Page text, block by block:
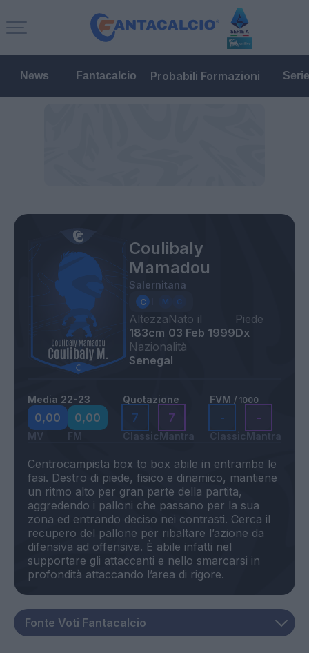
News Fantacalcio Probabili Formazioni
Coulibaly
Mamadou
Salernitana
Altezza
183cm
Nato il
03 Feb 1999
Piede
Dx
Nazionalità
Senegal
Media 22-23
0,00
MV
0,00
FM
Quotazione
7
Classic
7
Mantra
FVM / 1000
-
Classic
-
Mantra
Centrocampista box to box abile in entrambe le
fasi. Destro di piede, fisico e dinamico, mantiene
un ritmo alto per gran parte della partita,
aggredendo i palloni che passano per la sua
zona ed entrando deciso nei contrasti. Cerca il
recupero del pallone per ribaltare l’azione da
difensiva ad offensiva. È abile infatti nel
supportare gli attaccanti e nello smarcarsi in